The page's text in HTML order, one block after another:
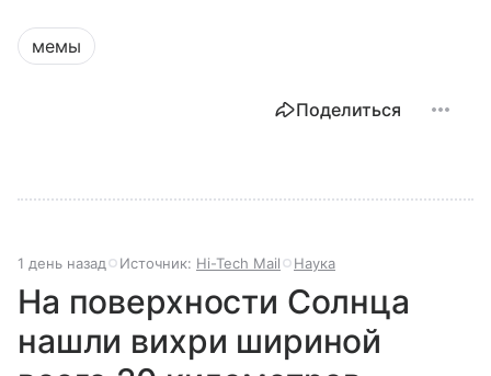
мемы
Поделиться
1 день назад Источник: Hi-Tech Mail Наука
На поверхности Солнца
нашли вихри шириной